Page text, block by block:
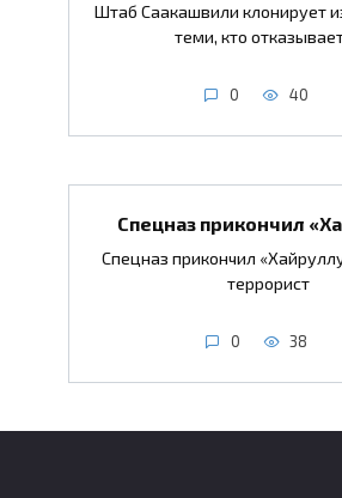
Штаб Саакашвили клонирует
теми, кто
0 40
Спецназ прикончил
Спецназ прикончил
террорист
0 38